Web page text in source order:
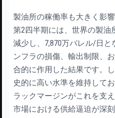
製油所の稼働率も大きく影
第2四半期には、世界の製油
減少し、7,870万バレル/日と
ンフラの損傷、輸出制限、
合的に作用した結果です。
史的に高い水準を維持して
ラックマージンがこれを支
市場における供給逼迫が深